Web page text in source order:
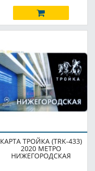
КАРТА ТРОЙКА (TRK-433)
2020 МЕТРО
НИЖЕГОРОДСКАЯ